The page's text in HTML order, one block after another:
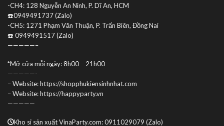
-CH4: 128 Nguyễn An Ninh, P. Dĩ An, HCM
☎️0949491737 (Zalo)
-CH5: 1271 Phạm Văn Thuận, P. Trấn Biên, Đồng Nai
☎️ 0949491517 (Zalo)
—————–
*Mở cửa mỗi ngày: 8h00 – 21h00
—————-
– Website: https://shopphukiensinhnhat.com
– Website: https://happyparty.vn
—————
Kho sỉ sản xuất VinaParty.com: 0911029079 (Zalo)